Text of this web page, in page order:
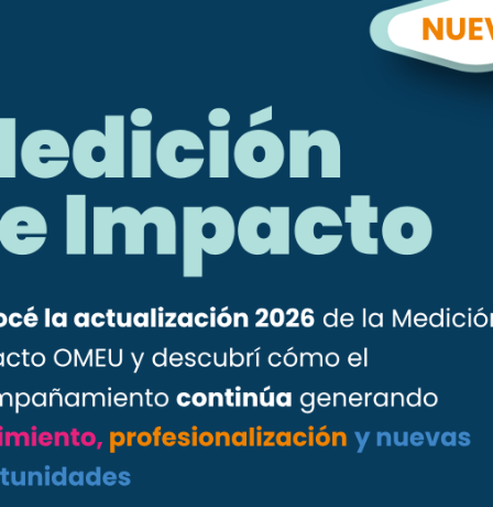
Entre Todas
Más Ejecutivas
Novedades
Prensa
Socias